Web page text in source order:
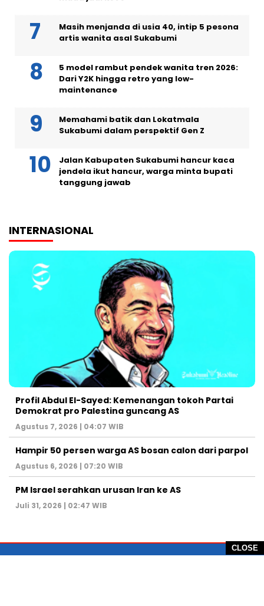
CLOSE
Masih menjanda di usia 40, intip 5 pesona
artis wanita asal Sukabumi
5 model rambut pendek wanita tren 2026:
Dari Y2K hingga retro yang low-
maintenance
Memahami batik dan Lokatmala
Sukabumi dalam perspektif Gen Z
Jalan Kabupaten Sukabumi hancur kaca
jendela ikut hancur, warga minta bupati
tanggung jawab
INTERNASIONAL
Profil Abdul El-Sayed: Kemenangan tokoh Partai
Demokrat pro Palestina guncang AS
Agustus 7, 2026 | 04:07 WIB
Hampir 50 persen warga AS bosan calon dari parpol
Agustus 6, 2026 | 07:20 WIB
PM Israel serahkan urusan Iran ke AS
Juli 31, 2026 | 02:47 WIB